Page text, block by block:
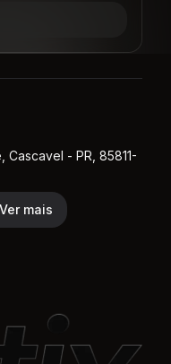
- PR, 85811-
Ver mais